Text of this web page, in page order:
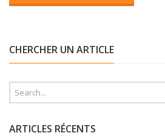
CHERCHER UN ARTICLE
ARTICLES RÉCENTS